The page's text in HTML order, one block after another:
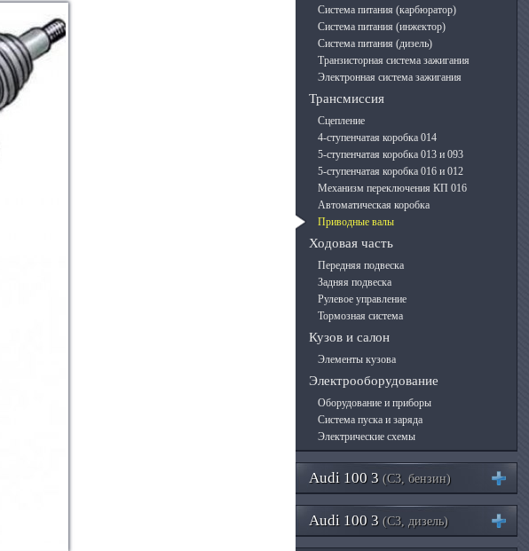
Система питания (карбюратор)
Система питания (инжектор)
Система питания (дизель)
Транзисторная система зажигания
Электронная система зажигания
Трансмиссия
Сцепление
4-ступенчатая коробка 014
5-ступенчатая коробка 013 и 093
5-ступенчатая коробка 016 и 012
Механизм переключения КП 016
Автоматическая коробка
Приводные валы
Ходовая часть
Передняя подвеска
Задняя подвеска
Рулевое управление
Тормозная система
Кузов и салон
Элементы кузова
Электрооборудование
Оборудование и приборы
Система пуска и заряда
Электрические схемы
Audi 100 3 (C3, бензин)
Audi 100 3 (C3, дизель)